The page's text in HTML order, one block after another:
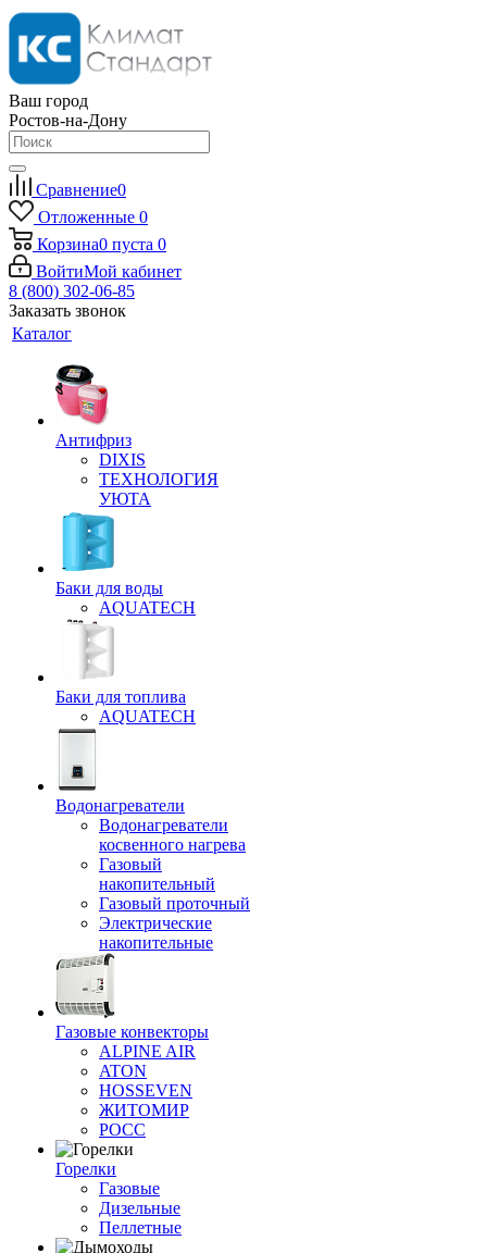
Ваш город
Ростов-на-Дону
Сравнение0
Отложенные 0
Корзина0 пуста 0
ВойтиМой кабинет
8 (800) 302-06-85
Заказать звонок
Каталог
Антифриз
DIXIS
ТЕХНОЛОГИЯ
УЮТА
Баки для воды
AQUATECH
Баки для топлива
AQUATECH
Водонагреватели
Водонагреватели
косвенного нагрева
Газовый
накопительный
Газовый проточный
Электрические
накопительные
Газовые конвекторы
ALPINE AIR
ATON
HOSSEVEN
ЖИТОМИР
РОСС
Горелки
Газовые
Дизельные
Пеллетные